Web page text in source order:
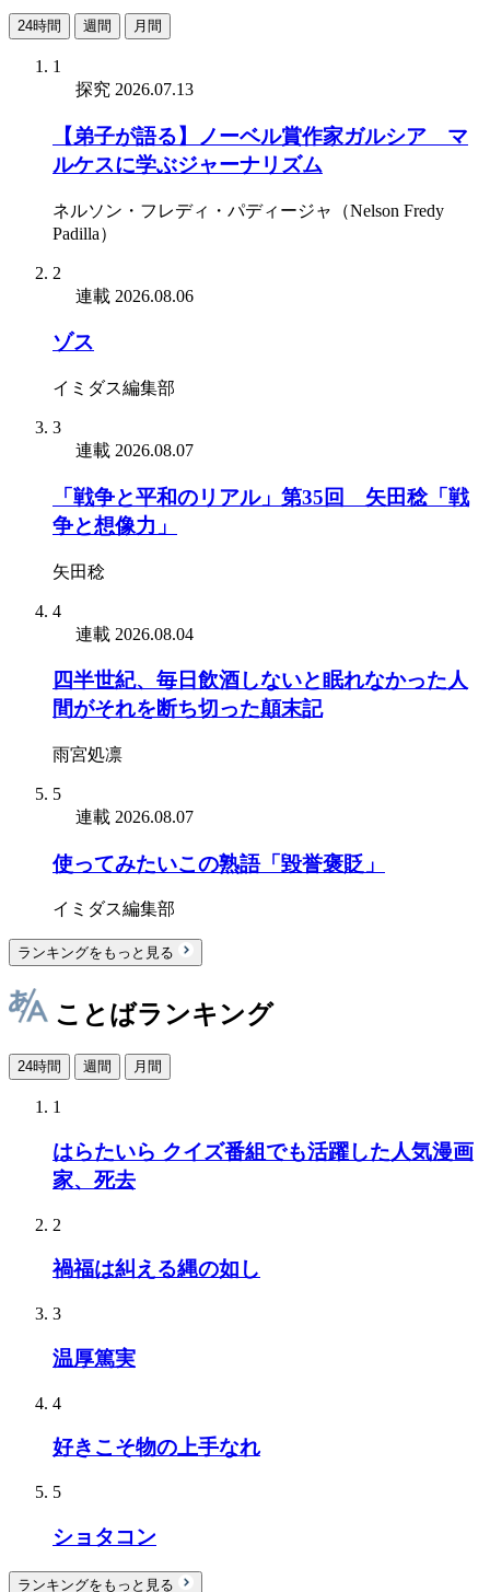
24時間 週間 月間
1
探究 2026.07.13
【弟子が語る】ノーベル賞作家ガルシア゠マ
ルケスに学ぶジャーナリズム
ネルソン・フレディ・パディージャ（Nelson Fredy
Padilla）
2
連載 2026.08.06
ゾス
イミダス編集部
3
連載 2026.08.07
「戦争と平和のリアル」第35回 矢田稔「戦
争と想像力」
矢田稔
4
連載 2026.08.04
四半世紀、毎日飲酒しないと眠れなかった人
間がそれを断ち切った顛末記
雨宮処凛
5
連載 2026.08.07
使ってみたいこの熟語「毀誉褒貶」
イミダス編集部
ランキングをもっと見る
ことばランキング
24時間 週間 月間
1
はらたいら クイズ番組でも活躍した人気漫画
家、死去
2
禍福は糾える縄の如し
3
温厚篤実
4
好きこそ物の上手なれ
5
ショタコン
ランキングをもっと見る